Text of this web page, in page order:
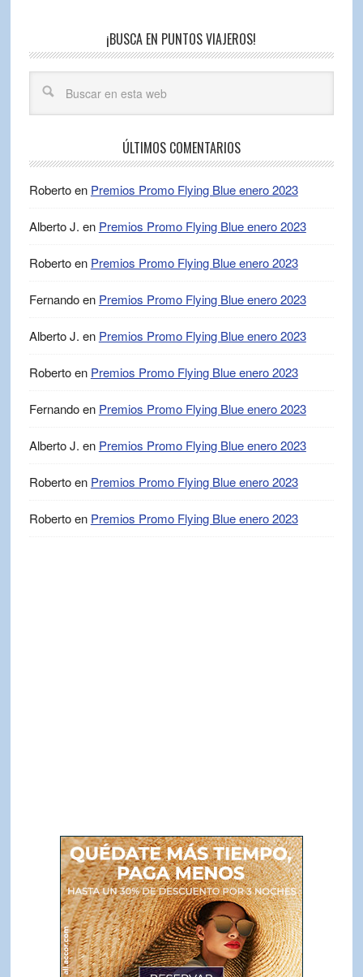
¡BUSCA EN PUNTOS VIAJEROS!
ÚLTIMOS COMENTARIOS
Robertoen Premios Promo Flying Blue enero 2023
Alberto J. en Premios Promo Flying Blue enero 2023
Robertoen Premios Promo Flying Blue enero 2023
Fernandoen Premios Promo Flying Blue enero 2023
Alberto J. en Premios Promo Flying Blue enero 2023
Robertoen Premios Promo Flying Blue enero 2023
Fernandoen Premios Promo Flying Blue enero 2023
Alberto J. en Premios Promo Flying Blue enero 2023
Robertoen Premios Promo Flying Blue enero 2023
Robertoen Premios Promo Flying Blue enero 2023